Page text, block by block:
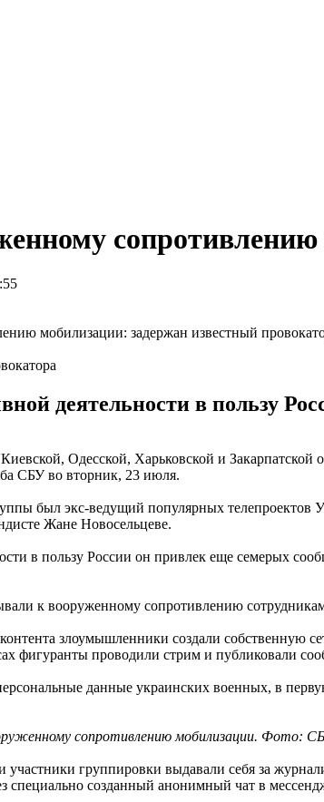
деятельности в пользу
Одесской, Харьковской и
СБУ во вторник, 23 июля.
был экс-ведущий популярных
Жане Новосельцеве.
в пользу России он привлек еще семерых
к вооруженному сопротивлению
злоумышленники создали собственную
фигуранты проводили стрим и публиковали
данные украинских военных, в
сопротивлению мобилизации. Фото:
группировки выдавали себя за
специально созданный анонимный чат в